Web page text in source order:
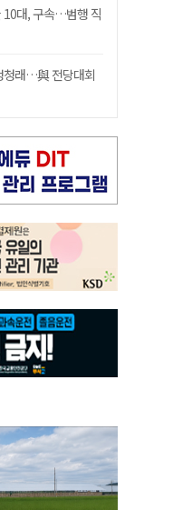
10대, 구속…범행 직
청래…與 전당대회